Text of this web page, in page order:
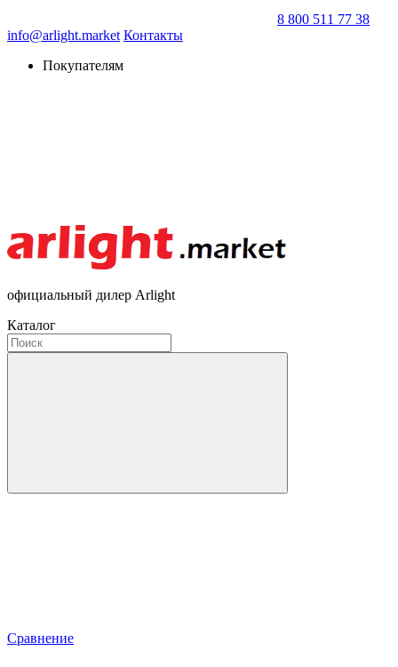
8 800 511 77 38
info@arlight.market Контакты
Покупателям
официальный дилер Arlight
Каталог
Сравнение